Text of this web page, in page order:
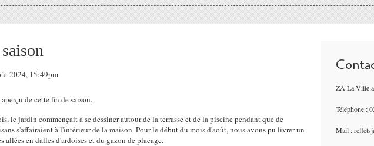
2024, 15:49pm
de cette fin de saison.
le jardin commençait à se dessiner autour de la terrasse et de la piscine pendant que de
s'affairaient à l'intérieur de la maison. Pour le début du mois d'août, nous avons pu livrer un
allées en dalles d'ardoises et du gazon de placage.
ZA La Ville
Téléphone :
Mail :